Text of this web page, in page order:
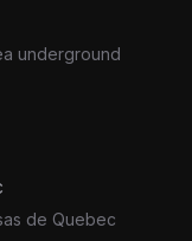
underground
de Quebec